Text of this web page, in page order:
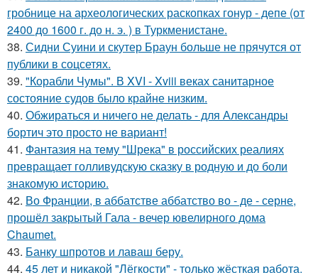
гробнице на археологических раскопках гонур - депе (от
2400 до 1600 г. до н. э. ) в Туркменистане.
38. Сидни Суини и скутер Браун больше не прячутся от
публики в соцсетях.
39. "Корабли Чумы". В XVI - Xviii веках санитарное
состояние судов было крайне низким.
40. Обжираться и ничего не делать - для Александры
бортич это просто не вариант!
41. Фантазия на тему "Шрека" в российских реалиях
превращает голливудскую сказку в родную и до боли
знакомую историю.
42. Во Франции, в аббатстве аббатство во - де - серне,
прошёл закрытый Гала - вечер ювелирного дома
Chaumet.
43. Банку шпротов и лаваш беру.
44. 45 лет и никакой "Лёгкости" - только жёсткая работа.